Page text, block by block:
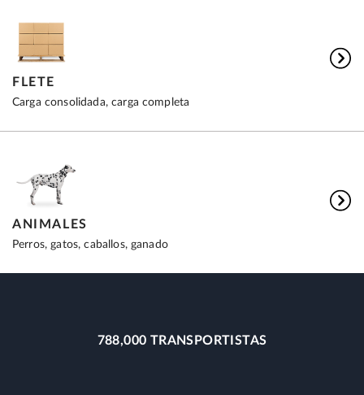
FLETE
Carga consolidada, carga completa
ANIMALES
Perros, gatos, caballos, ganado
788,000 TRANSPORTISTAS